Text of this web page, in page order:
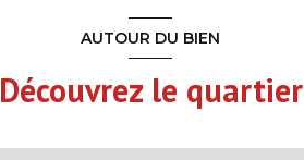
AUTOUR DU BIEN
Découvrez le quartier